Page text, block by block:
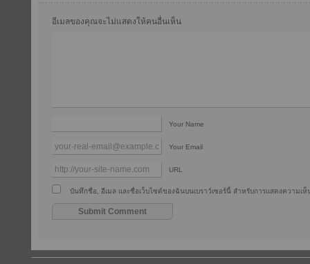
อีเมลของคุณจะไม่แสดงให้คนอื่นเห็น
Your Name
Your Email
URL
บันทึกชื่อ, อีเมล และชื่อเว็บไซต์ของฉันบนเบราว์เซอร์นี้ สำหรับการแสดงความเห็